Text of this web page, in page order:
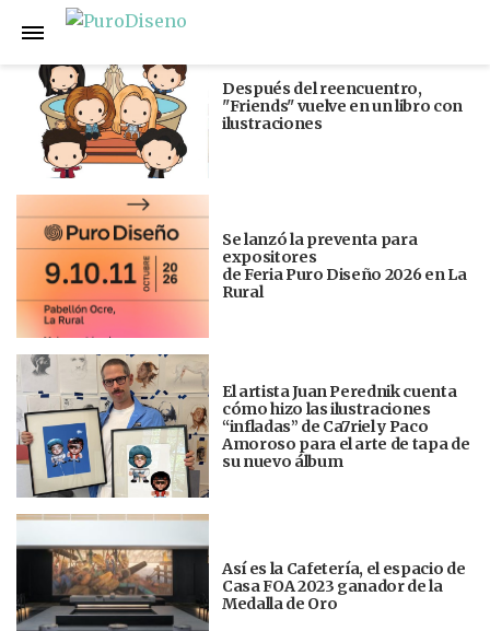
Anterior
Después del reencuentro,
"Friends" vuelve en un libro con
ilustraciones
Se lanzó la preventa para
expositores
de Feria Puro Diseño 2026 en La
Rural
El artista Juan Perednik cuenta
cómo hizo las ilustraciones
“infladas” de Ca7riel y Paco
Amoroso para el arte de tapa de
su nuevo álbum
Así es la Cafetería, el espacio de
Casa FOA 2023 ganador de la
Medalla de Oro
Siguiente